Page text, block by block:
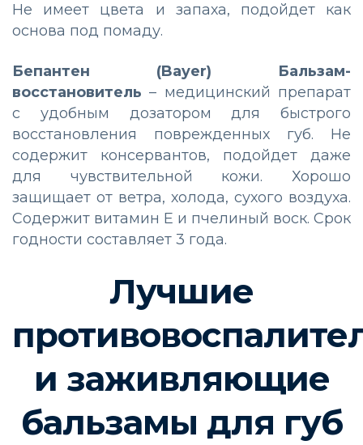
Не имеет цвета и запаха, подойдет как
основа под помаду.
Бепантен (Bayer) Бальзам-
восстановитель– медицинский препарат
с удобным дозатором для быстрого
восстановления поврежденных губ. Не
содержит консервантов, подойдет даже
для чувствительной кожи. Хорошо
защищает от ветра, холода, сухого воздуха.
Содержит витамин Е и пчелиный воск. Срок
годности составляет 3 года.
Лучшие
и заживляющие
бальзамы для губ